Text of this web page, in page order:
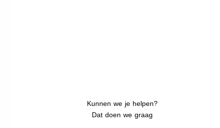
Kunnen we je helpen?
Dat doen we graag